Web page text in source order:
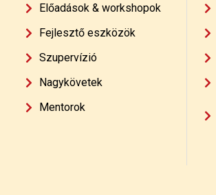
Előadások & workshopok
Fejlesztő eszközök
Szupervízió
Nagykövetek
Mentorok